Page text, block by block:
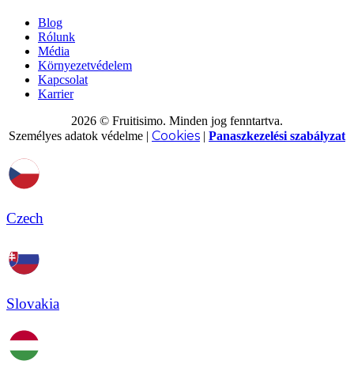
Blog
Rólunk
Média
Környezetvédelem
Kapcsolat
Karrier
2026 © Fruitisimo. Minden jog fenntartva.
Személyes adatok védelme | Cookies | Panaszkezelési szabályzat
Czech
Slovakia